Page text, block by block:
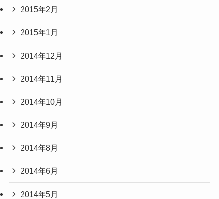
2015年2月
2015年1月
2014年12月
2014年11月
2014年10月
2014年9月
2014年8月
2014年6月
2014年5月